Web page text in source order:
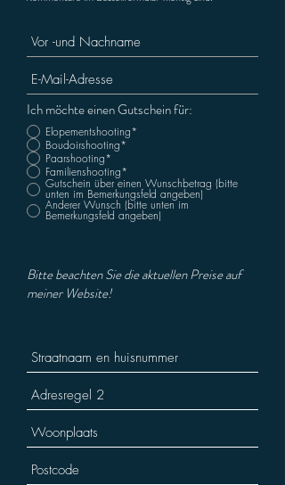
Ich möchte einen Gutschein für:
Elopementshooting*
Boudoirshooting*
Paarshooting*
Familienshooting*
Gutschein über einen Wunschbetrag (bitte
unten im Bemerkungsfeld angeben)
Anderer Wunsch (bitte unten im
Bemerkungsfeld angeben)
Bitte beachten Sie die aktuellen Preise auf
meiner Website!